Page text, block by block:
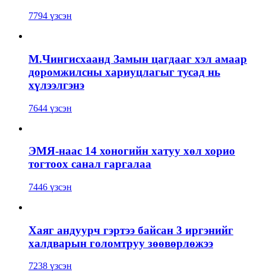
7794 үзсэн
М.Чингисхаанд Замын цагдааг хэл амаар
доромжилсны хариуцлагыг тусад нь
хүлээлгэнэ
7644 үзсэн
ЭМЯ-наас 14 хоногийн хатуу хөл хорио
тогтоох санал гаргалаа
7446 үзсэн
Хаяг андуурч гэртээ байсан 3 иргэнийг
халдварын голомтруу зөөвөрлөжээ
7238 үзсэн